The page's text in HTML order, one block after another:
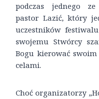
podczas jednego
pastor Lazić, który
uczestników
swojemu Stwórcy
Bogu kierować
celami.
Choć organizatorzy